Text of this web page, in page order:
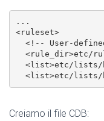
...
<ruleset>
<list>etc/
Creiamo il file CDB: